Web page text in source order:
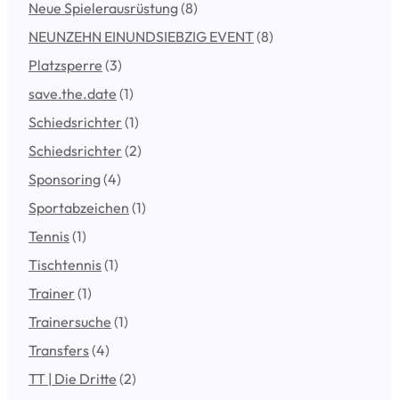
Neue Spielerausrüstung(8)
NEUNZEHN EINUNDSIEBZIG EVENT(8)
Platzsperre (3)
save.the.date (1)
Schiedsrichter (1)
Schiedsrichter (2)
Sponsoring(4)
Sportabzeichen (1)
Tennis(1)
Tischtennis(1)
Trainer (1)
Trainersuche (1)
Transfers(4)
TT | Die Dritte (2)